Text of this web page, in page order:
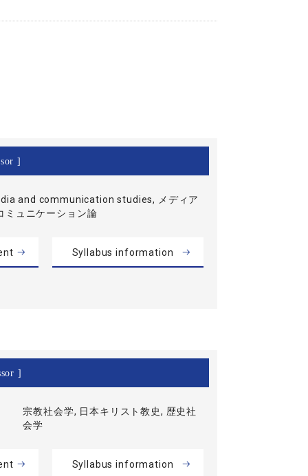
]
and communication studies, メディア
ミュニケーション論
Syllabus information
]
宗教社会学, 日本キリスト教史, 歴史社
会学
Syllabus information